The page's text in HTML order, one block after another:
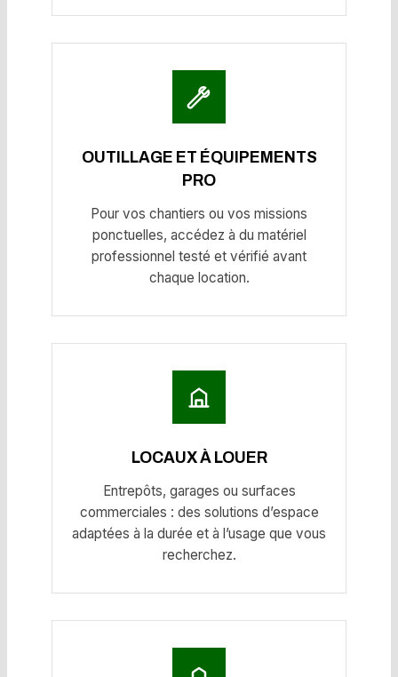
OUTILLAGE ET ÉQUIPEMENTS
PRO
Pour vos chantiers ou vos missions
ponctuelles, accédez à du matériel
professionnel testé et vérifié avant
chaque location.
LOCAUX À LOUER
Entrepôts, garages ou surfaces
commerciales : des solutions d’espace
adaptées à la durée et à l’usage que vous
recherchez.